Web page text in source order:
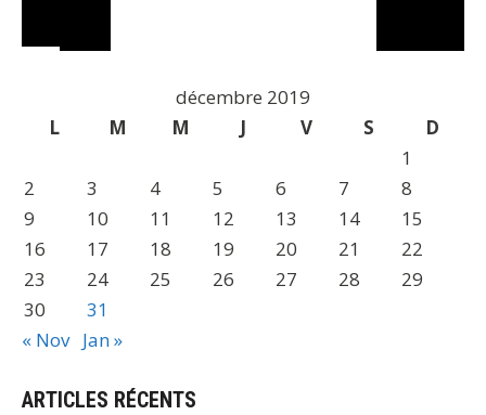
décembre 2019
L
M M J V S
D
1
2
3 4 5 6 7
8
9
10 11 12 13 14
15
16
17 18 19 20 21
22
23
24 25 26 27 28
29
30
31
« Nov Jan »
ARTICLES RÉCENTS